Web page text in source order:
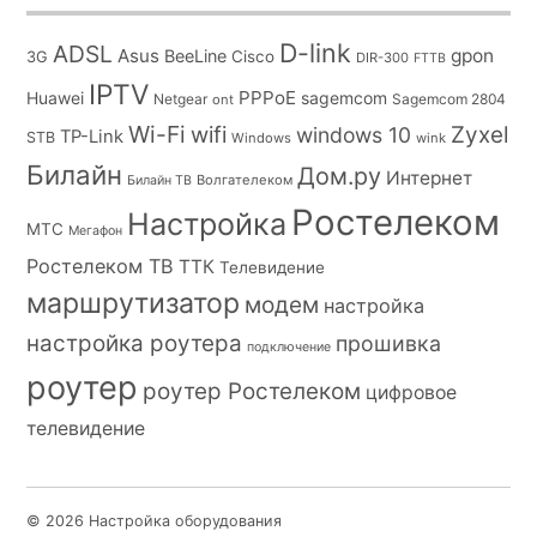
Навигация
по
комментариям
Previous
3G ADSL Asus BeeLine Cisco D-link DIR-300 FTTB gpon
Huawei IPTV Netgear ont PPPoE sagemcom Sagemcom 2804
STB TP-Link Wi-Fi wifi Windows windows 10 wink Zyxel
Билайн Билайн ТВ Волгателеком Дом.ру Интернет
МТС Мегафон Настройка Ростелеком
Ростелеком ТВ ТТК Телевидение
маршрутизатор модем настройка
настройка роутера подключение прошивка
роутер роутер Ростелеком цифровое
телевидение
© 2026 Настройка оборудования